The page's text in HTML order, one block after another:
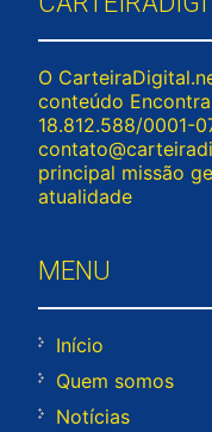
O
conteúdo
18.812.588/0001-
principal missão
atualidade
MENU
Início
Quem somos
Notícias